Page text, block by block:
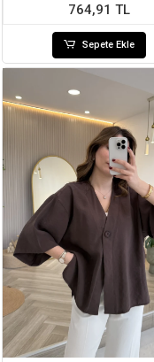
764,91 TL
Sepete Ekle